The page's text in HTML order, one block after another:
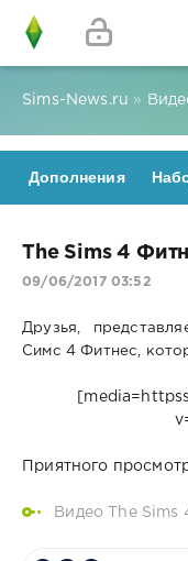
Sims-News.ru »
Дополнения
The Sims 4
09/06/2017 03:52
Друзья,
Симс 4 Фитнес,
Приятного
Видео The Sims